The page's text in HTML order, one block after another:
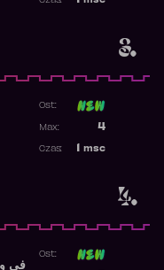
3.
4.
Ost:
4
Max:
msc
Czas:
Ost: